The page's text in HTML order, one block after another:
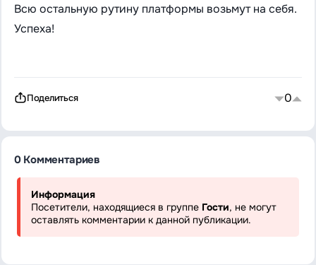
Всю остальную рутину платформы возьмут на себя.
Успеха!
Поделиться 0
0 Комментариев
Информация
Посетители, находящиеся в группе Гости, не могут
оставлять комментарии к данной публикации.